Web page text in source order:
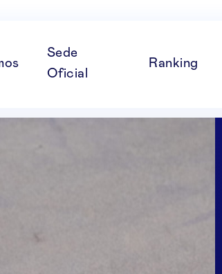
Sede
Oficial
Ranking